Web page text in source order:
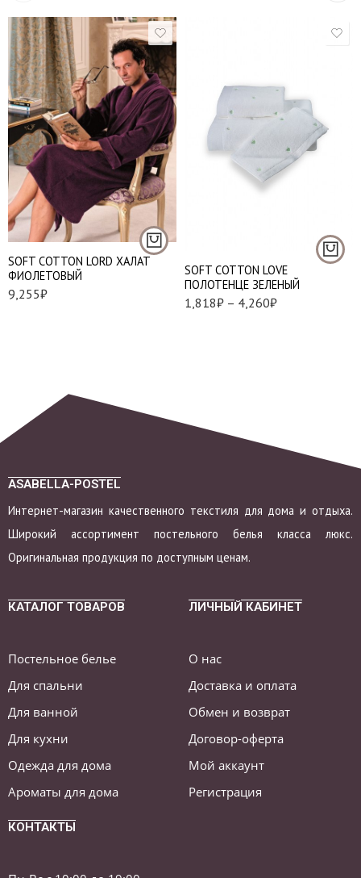
SOFT СOTTON LORD ХАЛАТ
ФИОЛЕТОВЫЙ
9,255₽
S
L
XL
2XL
SOFT СOTTON LOVE
ПОЛОТЕНЦЕ ЗЕЛЕНЫЙ
1,818₽ – 4,260₽
ASABELLA-POSTEL
Интернет-магазин качественного текстиля для дома и отдыха.
Широкий ассортимент постельного белья класса люкс.
Оригинальная продукция по доступным ценам.
КАТАЛОГ ТОВАРОВ
Постельное белье
Для спальни
Для ванной
Для кухни
Одежда для дома
Ароматы для дома
ЛИЧНЫЙ КАБИНЕТ
О нас
Доставка и оплата
Обмен и возврат
Договор-оферта
Мой аккаунт
Регистрация
КОНТАКТЫ